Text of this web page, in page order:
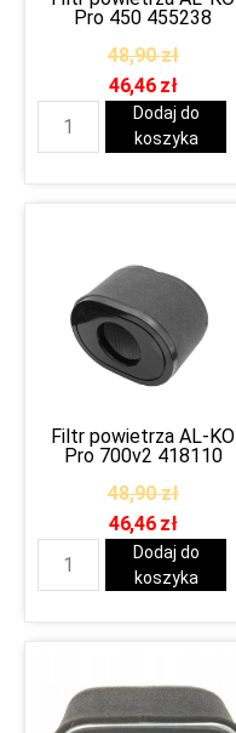
Pro 450 455238
48,90zł
46,46 zł
Dodaj do
koszyka
Filtr powietrza AL-KO
Pro 700v2 418110
48,90zł
46,46 zł
Dodaj do
koszyka